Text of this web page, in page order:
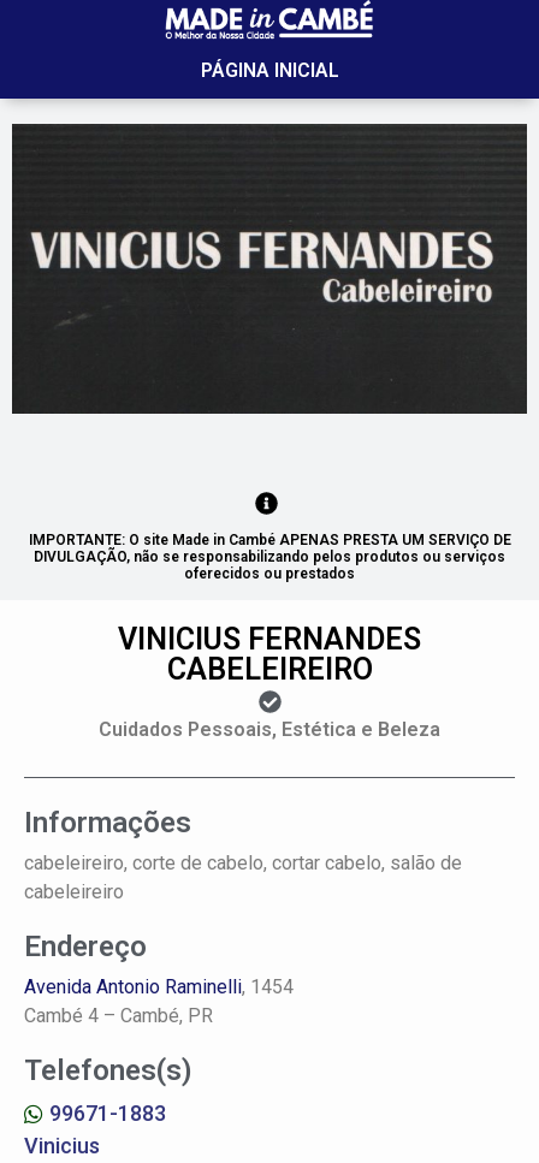
PÁGINA INICIAL
IMPORTANTE: O site Made in Cambé APENAS PRESTA UM SERVIÇO DE
DIVULGAÇÃO, não se responsabilizando pelos produtos ou serviços
oferecidos ou prestados
VINICIUS FERNANDES
CABELEIREIRO
Cuidados Pessoais, Estética e Beleza
Informações
cabeleireiro, corte de cabelo, cortar cabelo, salão de
cabeleireiro
Endereço
Avenida Antonio Raminelli, 1454
Cambé 4 – Cambé, PR
Telefones(s)
99671-1883
Vinicius